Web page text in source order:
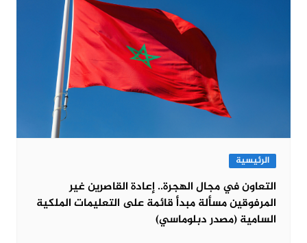
الرئيسية
التعاون في مجال الهجرة.. إعادة القاصرين غير
المرفوقين مسألة مبدأ قائمة على التعليمات الملكية
السامية (مصدر دبلوماسي)